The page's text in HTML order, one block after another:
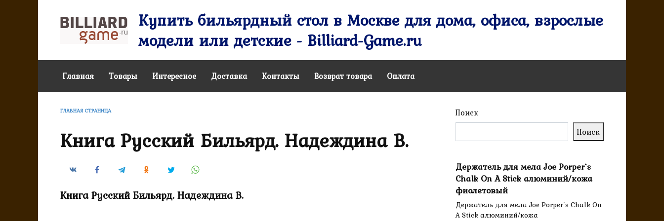
Купить бильярдный стол в Москве для дома, офиса, взрослые
модели или детские - Billiard-Game.ru
Главная Товары Интересное Доставка Контакты Возврат товара Оплата
ГЛАВНАЯ СТРАНИЦА
Книга Русский Бильярд. Надеждина В.
Книга Русский Бильярд. Надеждина В.
Поиск
Поиск
Держатель для мела Joe Porper`s
Chalk On A Stick алюминий/кожа
фиолетовый
Держатель для мела Joe Porper`s Chalk On
A Stick алюминий/кожа